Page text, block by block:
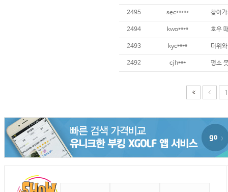
2495 sec*****
2494 kwo**** 호우
2493 kyc**** 더위
2492 cjh*** 평소
1